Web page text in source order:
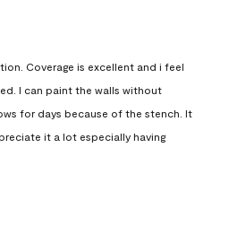
Coverage is excellent and i feel
I can paint the walls without
for days because of the stench. It
it a lot especially having